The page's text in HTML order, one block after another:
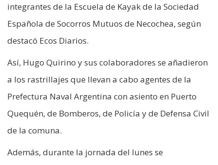
integrantes de la Escuela de Kayak de la Sociedad
Española de Socorros Mutuos de Necochea, según
destacó Ecos Diarios.
Así, Hugo Quirino y sus colaboradores se añadieron
a los rastrillajes que llevan a cabo agentes de la
Prefectura Naval Argentina con asiento en Puerto
Quequén, de Bomberos, de Policía y de Defensa Civil
de la comuna.
Además, durante la jornada del lunes se